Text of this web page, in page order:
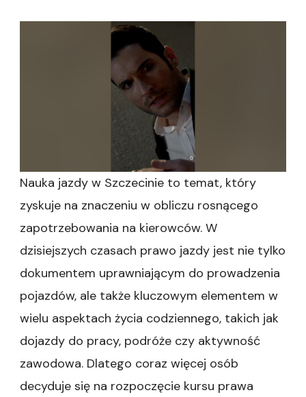
jazdy
w
Szczecinie
–
przygotowanie
do
egzaminu
teoretycznego
Nauka jazdy w Szczecinie to temat, który
zyskuje na znaczeniu w obliczu rosnącego
zapotrzebowania na kierowców. W
dzisiejszych czasach prawo jazdy jest nie tylko
dokumentem uprawniającym do prowadzenia
pojazdów, ale także kluczowym elementem w
wielu aspektach życia codziennego, takich jak
dojazdy do pracy, podróże czy aktywność
zawodowa. Dlatego coraz więcej osób
decyduje się na rozpoczęcie kursu prawa